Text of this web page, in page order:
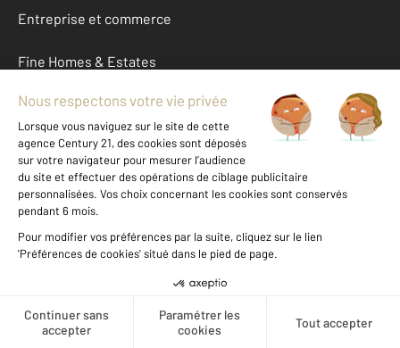
Entreprise et commerce
Fine Homes & Estates
À propos
International
Nous contacter
Données personnelles
Gestionnaire des cookies